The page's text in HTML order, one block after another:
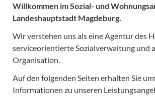
Willkommen im Sozial- und
Landeshauptstadt Magdeburg.
Wir verstehen uns als eine Agentur des
serviceorientierte Sozialverwaltung und
Organisation.
Auf den folgenden Seiten erhalten Sie
Informationen zu unseren